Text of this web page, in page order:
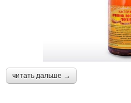
читать дальше →